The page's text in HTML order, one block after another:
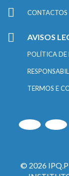
CONTACTOS
AVISOS
POLÍTICA DE
TERMOS E
© 2026